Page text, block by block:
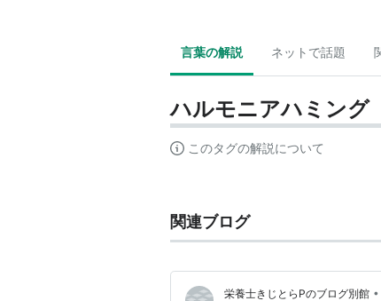
言葉の解説 ネットで話題
ハルモニアハミング
このタグの解説について
関連ブログ
栄養士きじとらPのブログ別館 •